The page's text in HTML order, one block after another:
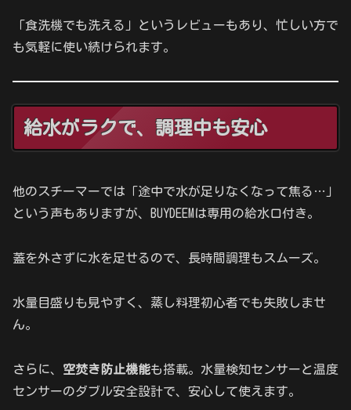
「食洗機でも洗える」というレビューもあり、忙しい方で
も気軽に使い続けられます。
給水がラクで、調理中も安心
他のスチーマーでは「途中で水が足りなくなって焦る…」
という声もありますが、BUYDEEMは専用の給水口付き。
蓋を外さずに水を足せるので、長時間調理もスムーズ。
水量目盛りも見やすく、蒸し料理初心者でも失敗しませ
ん。
さらに、 空焚き防止機能も搭載。水量検知センサーと温度
センサーのダブル安全設計で、安心して使えます。